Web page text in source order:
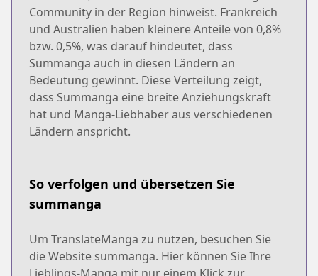
Community in der Region hinweist. Frankreich
und Australien haben kleinere Anteile von 0,8%
bzw. 0,5%, was darauf hindeutet, dass
Summanga auch in diesen Ländern an
Bedeutung gewinnt. Diese Verteilung zeigt,
dass Summanga eine breite Anziehungskraft
hat und Manga-Liebhaber aus verschiedenen
Ländern anspricht.
So verfolgen und übersetzen Sie
summanga
Um TranslateManga zu nutzen, besuchen Sie
die Website summanga. Hier können Sie Ihre